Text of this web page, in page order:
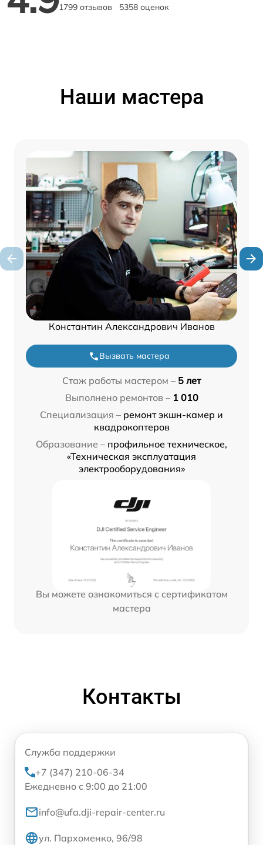
1799 отзывов 5358 оценок
Наши мастера
Константин Александрович Иванов
Вызвать мастера
Стаж работы мастером – 5 лет
Выполнено ремонтов – 1 010
Специализация – ремонт экшн-камер и
квадрокоптеров
Образование – профильное техническое,
«Техническая эксплуатация
электрооборудования»
Вы можете ознакомиться с сертификатом
мастера
Контакты
Служба поддержки
+7 (347) 210-06-34
Ежедневно с 9:00 до 21:00
info@ufa.dji-repair-center.ru
ул. Пархоменко, 96/98